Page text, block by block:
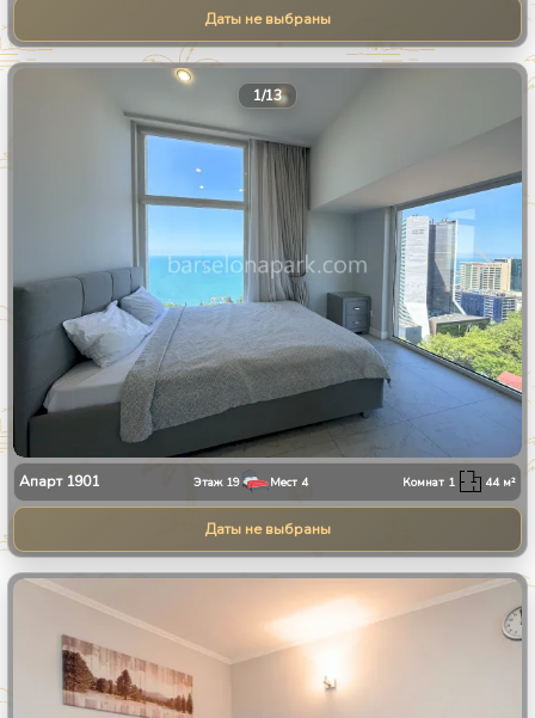
Даты не выбраны
1/13
Апарт 1901 Этаж 19 Мест 4 Комнат 1 44м²
Даты не выбраны